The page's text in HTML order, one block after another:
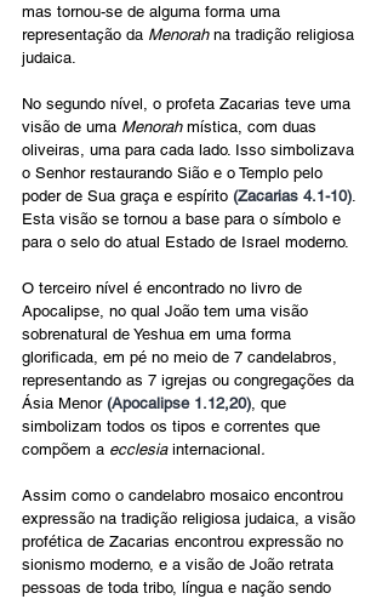
mas tornou-se de alguma forma uma
representação da Menorah na tradição religiosa
judaica.
No segundo nível, o profeta Zacarias teve uma
visão de uma Menorah mística, com duas
oliveiras, uma para cada lado. Isso simbolizava
o Senhor restaurando Sião e o Templo pelo
poder de Sua graça e espírito (Zacarias 4.1-10).
Esta visão se tornou a base para o símbolo e
para o selo do atual Estado de Israel moderno.
O terceiro nível é encontrado no livro de
Apocalipse, no qual João tem uma visão
sobrenatural de Yeshua em uma forma
glorificada, em pé no meio de 7 candelabros,
representando as 7 igrejas ou congregações da
Ásia Menor (Apocalipse 1.12,20), que
simbolizam todos os tipos e correntes que
compõem a ecclesia internacional.
Assim como o candelabro mosaico encontrou
expressão na tradição religiosa judaica, a visão
profética de Zacarias encontrou expressão no
sionismo moderno, e a visão de João retrata
pessoas de toda tribo, língua e nação sendo